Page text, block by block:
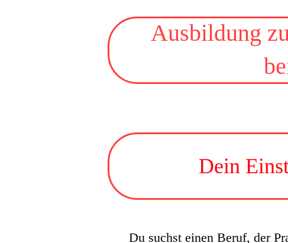
Ausbildung
Dein
Du suchst einen Beruf, der